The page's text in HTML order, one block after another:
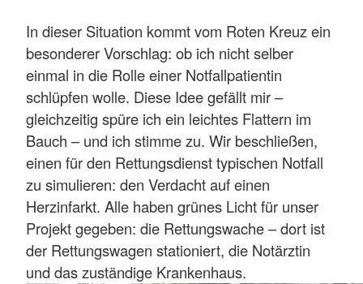
In dieser Situation kommt vom Roten Kreuz ein
besonderer Vorschlag: ob ich nicht selber
einmal in die Rolle einer Notfallpatientin
schlüpfen wolle. Diese Idee gefällt mir –
gleichzeitig spüre ich ein leichtes Flattern im
Bauch – und ich stimme zu. Wir beschließen,
einen für den Rettungsdienst typischen Notfall
zu simulieren: den Verdacht auf einen
Herzinfarkt. Alle haben grünes Licht für unser
Projekt gegeben: die Rettungswache – dort ist
der Rettungswagen stationiert, die Notärztin
und das zuständige Krankenhaus.